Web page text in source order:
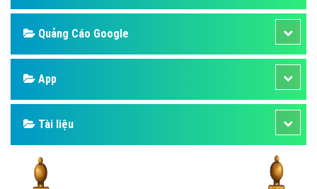
Banner
Facebook
Google
Bảng giá